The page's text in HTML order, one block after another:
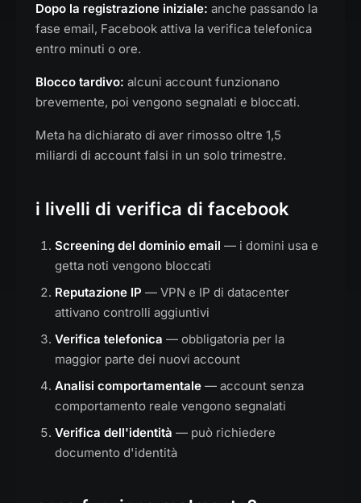
Dopo la registrazione iniziale: anche passando la
fase email, Facebook attiva la verifica telefonica
entro minuti o ore.
Blocco tardivo: alcuni account funzionano
brevemente, poi vengono segnalati e bloccati.
Meta ha dichiarato di aver rimosso oltre 1,5
miliardi di account falsi in un solo trimestre.
i livelli di verifica di facebook
Screening del dominio email — i domini usa e
getta noti vengono bloccati
Reputazione IP — VPN e IP di datacenter
attivano controlli aggiuntivi
Verifica telefonica — obbligatoria per la
maggior parte dei nuovi account
Analisi comportamentale — account senza
comportamento reale vengono segnalati
Verifica dell'identità — può richiedere
documento d'identità